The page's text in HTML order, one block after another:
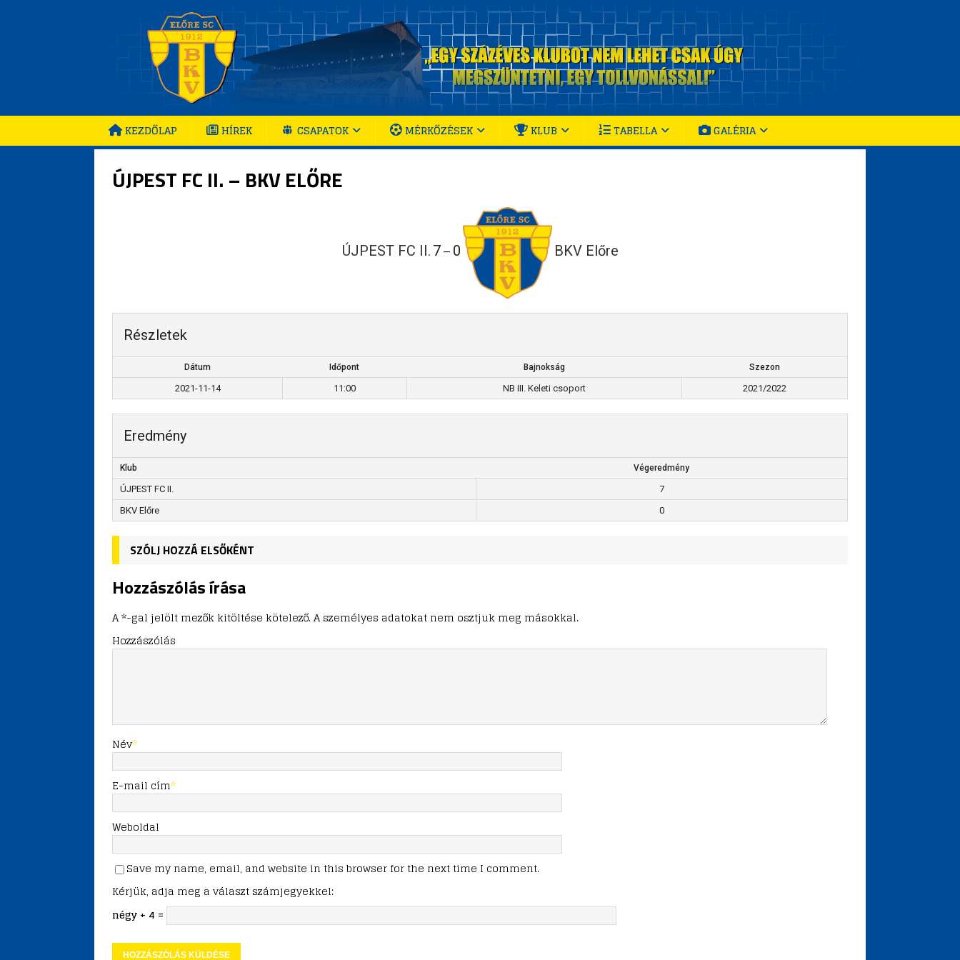
KEZDŐLAP HÍREK CSAPATOK MÉRKŐZÉSEK KLUB TABELLA GALÉRIA
ÚJPEST FC II. – BKV ELŐRE
ÚJPEST FC II. 7 — 0 BKV Előre
Részletek
Dátum Időpont Bajnokság Szezon
2021-11-14 11:00 NB III. Keleti csoport 2021/2022
Eredmény
Klub Végeredmény
ÚJPEST FC II.
7
BKV Előre
0
SZÓLJ HOZZÁ ELSŐKÉNT
Hozzászólás írása
A *-gal jelölt mezők kitöltése kötelező. A személyes adatokat nem osztjuk meg másokkal.
Hozzászólás
Név*
E-mail cím*
Weboldal
Save my name, email, and website in this browser for the next time I comment.
Kérjük, adja meg a választ számjegyekkel:
négy + 4 =